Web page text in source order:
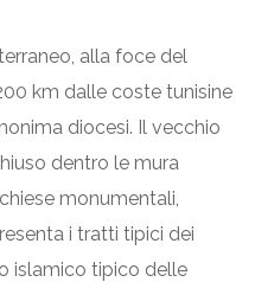
alla foce del
km dalle coste tunisine
diocesi. Il vecchio
dentro le mura
monumentali,
i tratti tipici dei
islamico tipico delle